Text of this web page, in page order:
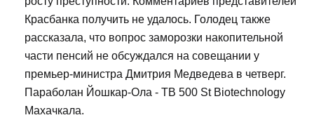
Красбанка получить не удалось. Голодец также
рассказала, что вопрос заморозки накопительной
части пенсий не обсуждался на совещании у
премьер-министра Дмитрия Медведева в четверг.
Параболан Йошкар-Ола - TB 500 St Biotechnology
Махачкала.